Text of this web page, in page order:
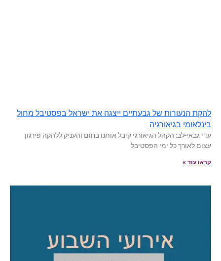
להקת הנעורות של גבעתיים ייצגה את ישראל בפסטיבל מחול
בינלאומי בגיאורגיה
עדי גבאי-לב: הקהל הגיאורגי קיבל אותנו בחום והעניק ללהקה פירגון
עצום לאורך כל ימי הפסטיבל
קראו עוד »